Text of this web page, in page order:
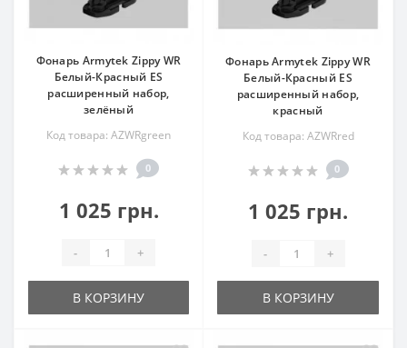
Фонарь Armytek Zippy WR
Белый-Красный ES
расширенный набор,
зелёный
Код товара: AZWRgreen
0
1 025 грн.
- +
В КОРЗИНУ
Фонарь Armytek Zippy WR
Белый-Красный ES
расширенный набор,
красный
Код товара: AZWRred
0
1 025 грн.
- +
В КОРЗИНУ